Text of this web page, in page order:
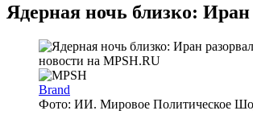
Ядерная ночь близко:
Brand
Фото: ИИ. Мировое Политическое